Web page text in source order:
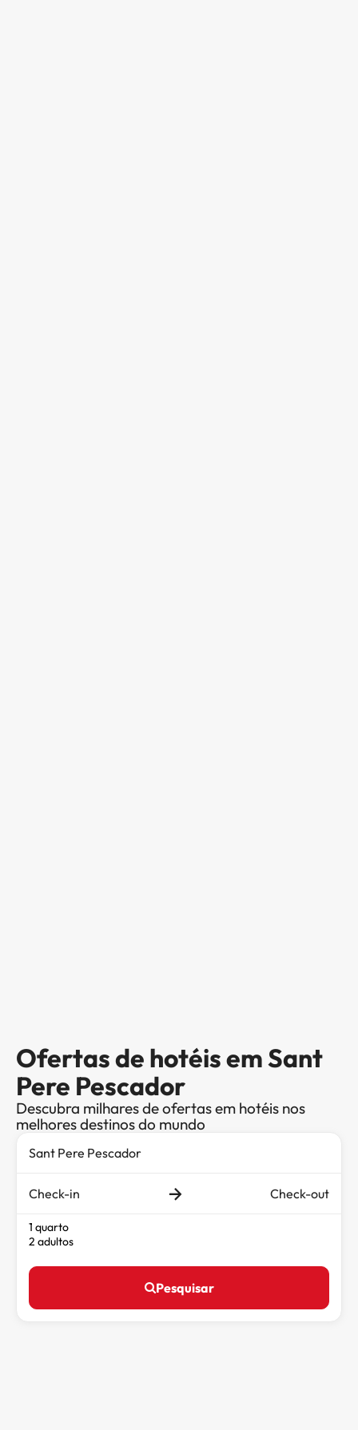
Ofertas de hotéis em Sant
Pere Pescador
Descubra milhares de ofertas em hotéis nos
melhores destinos do mundo
Check-in Check-out
1 quarto
2 adultos
Pesquisar